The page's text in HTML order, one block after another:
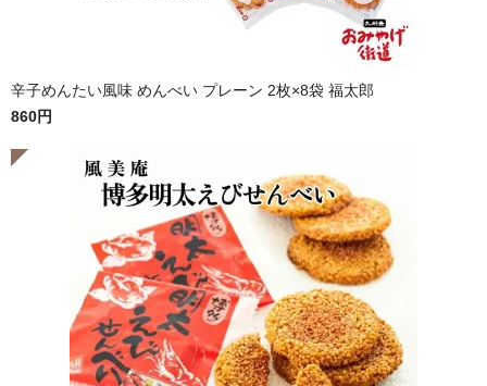
辛子めんたい風味 めんべい プレーン 2枚×8袋 福太郎
860円